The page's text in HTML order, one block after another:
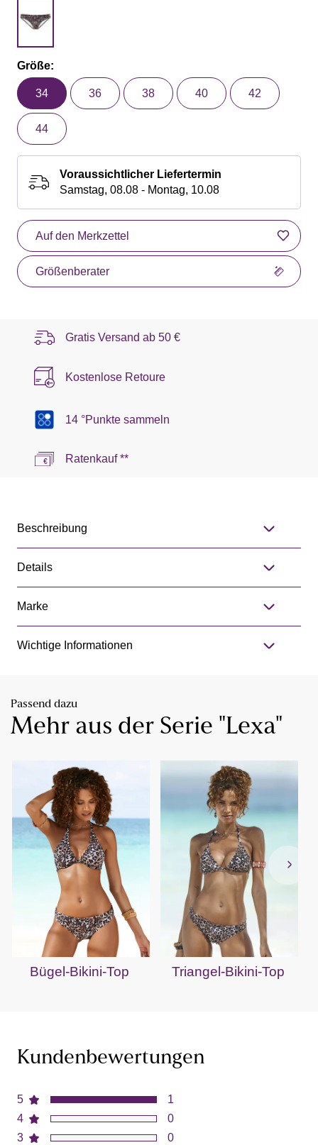
Größe:
34 36 38 40 42
44
Voraussichtlicher Liefertermin
Samstag, 08.08 - Montag, 10.08
Auf den Merkzettel
Größenberater
Gratis Versand ab 50 €
Kostenlose Retoure
14 °Punkte sammeln
Ratenkauf **
Beschreibung
Details
Marke
Wichtige Informationen
Passend dazu
Mehr aus der Serie "Lexa"
Bügel-Bikini-Top Triangel-Bikini-Top
Kundenbewertungen
5
4
3
1
0
0